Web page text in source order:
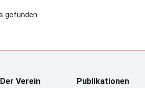
gefunden
Der Verein
Publikationen